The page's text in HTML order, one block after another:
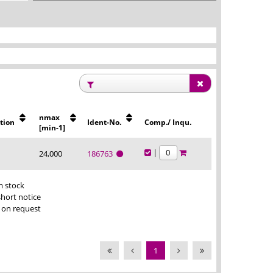
nmax
[min-1]
Ident-No. Comp./ Inqu.
stock
notice
request
24,000 186763 |
1